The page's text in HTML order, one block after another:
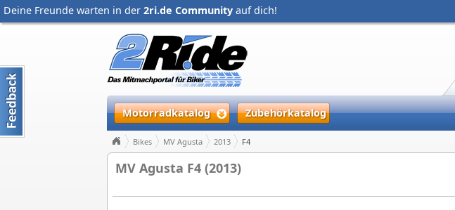
Deine Freunde warten in der 2ri.de Community auf dich!
Motorradkatalog Zubehörkatalog
Bikes MV Agusta 2013 F4
MV Agusta F4 (2013)